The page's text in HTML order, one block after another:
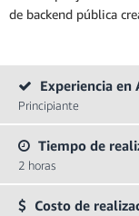
de backend pública
Experiencia en
Principiante
Tiempo de
2 horas
Costo de